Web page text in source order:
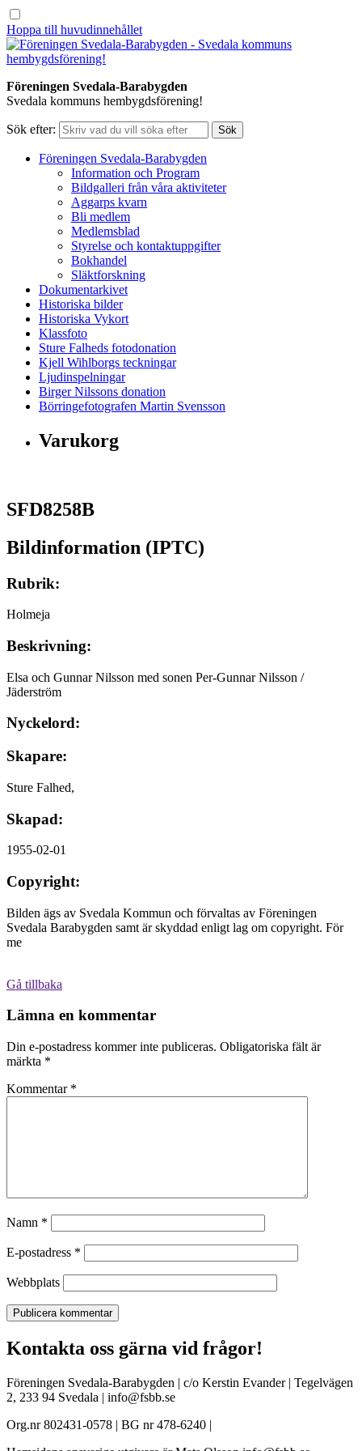
Hoppa till huvudinnehållet
Föreningen Svedala-Barabygden
Svedala kommuns hembygdsförening!
Sök efter:
Föreningen Svedala-Barabygden
Information och Program
Bildgalleri från våra aktiviteter
Aggarps kvarn
Bli medlem
Medlemsblad
Styrelse och kontaktuppgifter
Bokhandel
Släktforskning
Dokumentarkivet
Historiska bilder
Historiska Vykort
Klassfoto
Sture Falheds fotodonation
Kjell Wihlborgs teckningar
Ljudinspelningar
Birger Nilssons donation
Börringefotografen Martin Svensson
Varukorg
SFD8258B
Bildinformation (IPTC)
Rubrik:
Holmeja
Beskrivning:
Elsa och Gunnar Nilsson med sonen Per-Gunnar Nilsson /
Jäderström
Nyckelord:
Skapare:
Sture Falhed,
Skapad:
1955-02-01
Copyright:
Bilden ägs av Svedala Kommun och förvaltas av Föreningen
Svedala Barabygden samt är skyddad enligt lag om copyright. För
me
Gå tillbaka
Lämna en kommentar
Din e-postadress kommer inte publiceras. Obligatoriska fält är
märkta *
Kommentar *
Namn *
E-postadress *
Webbplats
Kontakta oss gärna vid frågor!
Föreningen Svedala-Barabygden | c/o Kerstin Evander | Tegelvägen
2, 233 94 Svedala | info@fsbb.se
Org.nr 802431-0578 | BG nr 478-6240 |